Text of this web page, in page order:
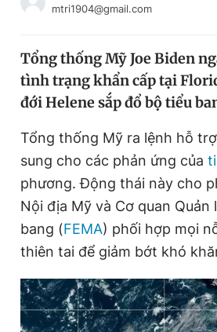
Video
Sản phẩm khác
Tiện ích Bạn
Thông tin tòa soạn Liên
Đăng xuất
mtri1904@gmail.com
Tổng thống Mỹ Joe Biden
tình trạng khẩn cấp tại
đới Helene sắp đổ bộ tiểu
Tổng thống Mỹ ra lệnh hỗ
sung cho các phản ứng của
phương. Động thái này cho
Nội địa Mỹ và Cơ quan Quản
bang (FEMA) phối hợp mọi
thiên tai để giảm bớt khó